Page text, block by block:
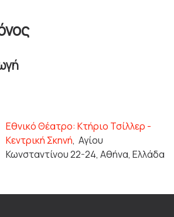
Εθνικό Θέατρο: Κτήριο Τσίλλερ -
Κεντρική Σκηνή,Αγίου
Κωνσταντίνου 22-24, Αθήνα, Ελλάδα